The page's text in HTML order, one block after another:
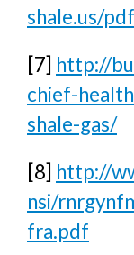
shale.us/
[7] http://
chief-
shale-gas/
[8] http://
nsi/
fra.pdf